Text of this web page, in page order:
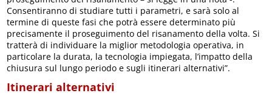
Consentiranno di studiare tutti i parametri, e sarà solo al
termine di queste fasi che potrà essere determinato più
precisamente il proseguimento del risanamento della volta. Si
tratterà di individuare la miglior metodologia operativa, in
particolare la durata, la tecnologia impiegata, l’impatto della
chiusura sul lungo periodo e sugli itinerari alternativi”.
Itinerari alternativi